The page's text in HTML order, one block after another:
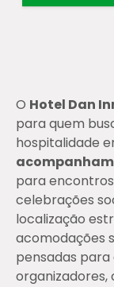
O Hotel Dan
para quem
hospitalidade
para
celebrações
localização
acomodações
pensadas
organizadores,